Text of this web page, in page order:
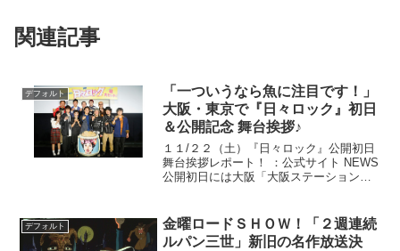
関連記事
デフォルト
「一ついうなら魚に注目です！」
大阪・東京で『日々ロック』初日
＆公開記念 舞台挨拶♪
１１/２２（土）『日々ロック』公開初日
舞台挨拶レポート！ ：公式サイト NEWS
公開初日には大阪「大阪ステーションシ
さん、入江悠監督が登壇され、集まった
満席のお客さまに...
デフォルト
金曜ロードＳＨＯＷ！「２週連続
ルパン三世」新旧の名作放送決